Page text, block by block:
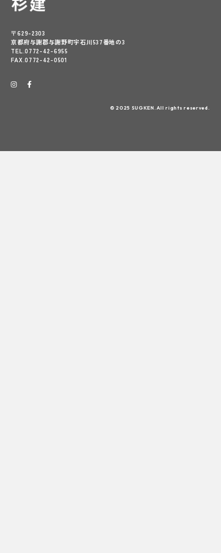
〒629-2303
京都府与謝郡与謝野町字石川537番地の3
TEL.0772-42-6955
FAX.0772-42-0501
© 2025 SUGKEN.All rights reserved.